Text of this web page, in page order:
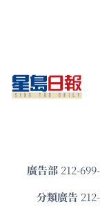
廣告部212-
分類廣告